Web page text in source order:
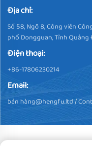
Địa chỉ:
Số 58, Ngõ 8, Công viên
phố Dongguan, Tỉnh
Điện thoại:
+86-17806230214
Email:
bán hàng@hengfu.ltd/